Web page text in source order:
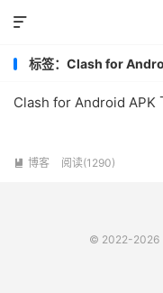

标签：Clash for
Clash for Android APK
 博客 阅读(1290)
© 2022-2026